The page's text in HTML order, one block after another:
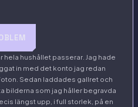
hushållet passerar. Jag hade
in med det konto jag redan
Sedan laddades gallret och
bilderna som jag håller begravda
längst upp, i full storlek, på en